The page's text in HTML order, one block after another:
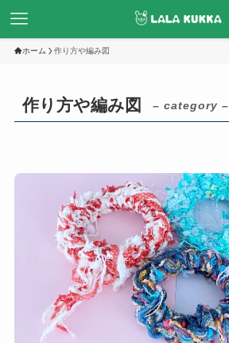
ホーム 作り方や編み図
作り方や編み図 – category –